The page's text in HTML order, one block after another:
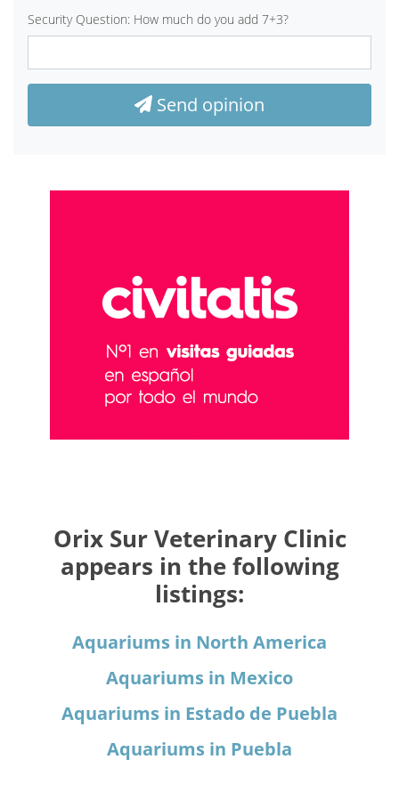
Security Question: How much do you add 7+3?
Send opinion
Orix Sur Veterinary Clinic
appears in the following
listings:
Aquariums in North America
Aquariums in Mexico
Aquariums in Estado de Puebla
Aquariums in Puebla